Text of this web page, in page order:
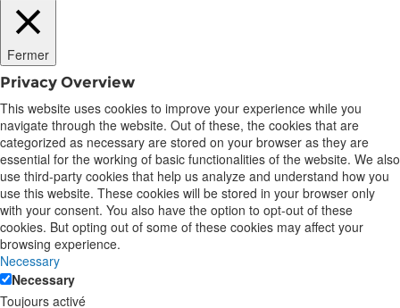
Fermer
Privacy Overview
This website uses cookies to improve your experience while you
navigate through the website. Out of these, the cookies that are
categorized as necessary are stored on your browser as they are
essential for the working of basic functionalities of the website. We also
use third-party cookies that help us analyze and understand how you
use this website. These cookies will be stored in your browser only
with your consent. You also have the option to opt-out of these
cookies. But opting out of some of these cookies may affect your
browsing experience.
Necessary
Necessary
Toujours activé